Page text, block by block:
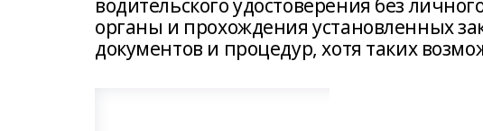
водительского удостоверения без
органы и прохождения установленных
документов и процедур, хотя таких